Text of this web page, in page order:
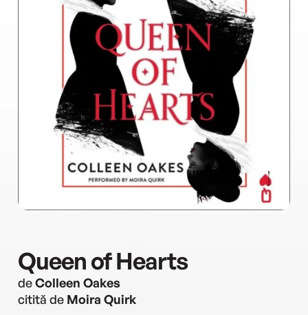
Queen of Hearts
deColleen Oakes
citită de Moira Quirk